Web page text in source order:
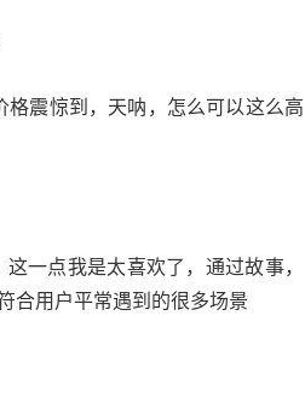
震惊到，天呐，怎么可以这么高
一点我是太喜欢了，通过故事，
合用户平常遇到的很多场景